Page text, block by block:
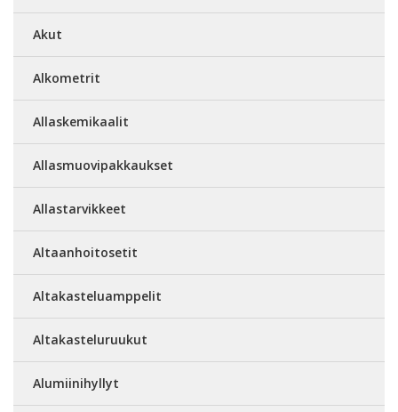
Akut
Alkometrit
Allaskemikaalit
Allasmuovipakkaukset
Allastarvikkeet
Altaanhoitosetit
Altakasteluamppelit
Altakasteluruukut
Alumiinihyllyt